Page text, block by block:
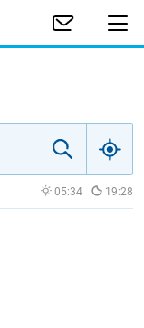
05:34 19:28